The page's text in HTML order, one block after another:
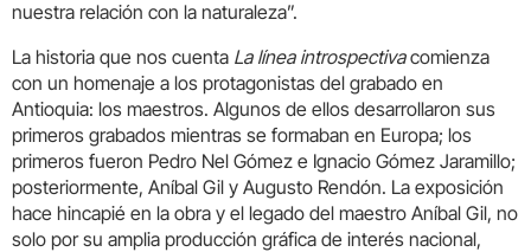
nuestra relación con la naturaleza”.
La historia que nos cuenta La línea introspectivacomienza
con un homenaje a los protagonistas del grabado en
Antioquia: los maestros. Algunos de ellos desarrollaron sus
primeros grabados mientras se formaban en Europa; los
primeros fueron Pedro Nel Gómez e Ignacio Gómez Jaramillo;
posteriormente, Aníbal Gil y Augusto Rendón. La exposición
hace hincapié en la obra y el legado del maestro Aníbal Gil, no
solo por su amplia producción gráfica de interés nacional,